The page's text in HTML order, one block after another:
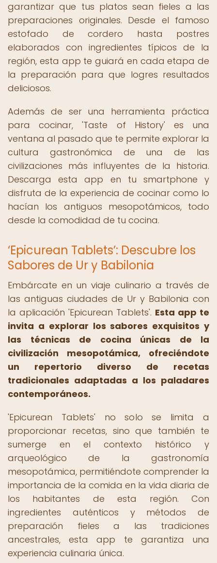
garantizar que tus platos sean fieles a las
preparaciones originales. Desde el famoso
estofado de cordero hasta postres
elaborados con ingredientes típicos de la
región, esta app te guiará en cada etapa de
la preparación para que logres resultados
deliciosos.
Además de ser una herramienta práctica
para cocinar, 'Taste of History' es una
ventana al pasado que te permite explorar la
cultura gastronómica de una de las
civilizaciones más influyentes de la historia.
Descarga esta app en tu smartphone y
disfruta de la experiencia de cocinar como lo
hacían los antiguos mesopotámicos, todo
desde la comodidad de tu cocina.
‘Epicurean Tablets’: Descubre los
Sabores de Ur y Babilonia
Embárcate en un viaje culinario a través de
las antiguas ciudades de Ur y Babilonia con
la aplicación 'Epicurean Tablets'. Esta app te
invita a explorar los sabores exquisitos y
las técnicas de cocina únicas de la
civilización mesopotámica, ofreciéndote
un repertorio diverso de recetas
tradicionales adaptadas a los paladares
contemporáneos.
'Epicurean Tablets' no solo se limita a
proporcionar recetas, sino que también te
sumerge en el contexto histórico y
arqueológico de la gastronomía
mesopotámica, permitiéndote comprender la
importancia de la comida en la vida diaria de
los habitantes de esta región. Con
ingredientes auténticos y métodos de
preparación fieles a las tradiciones
ancestrales, esta app te garantiza una
experiencia culinaria única.